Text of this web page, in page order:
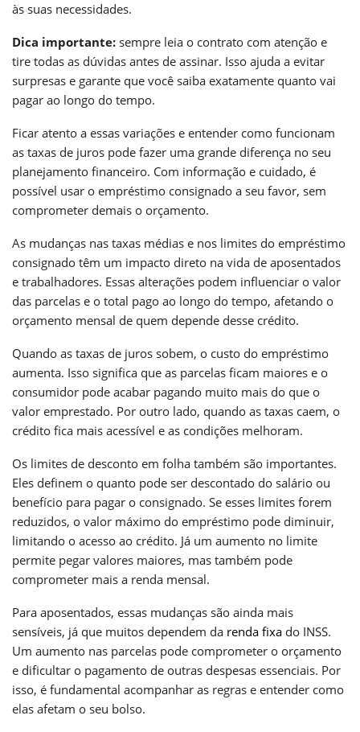
às suas necessidades.
Dica importante: sempre leia o contrato com atenção e
tire todas as dúvidas antes de assinar. Isso ajuda a evitar
surpresas e garante que você saiba exatamente quanto vai
pagar ao longo do tempo.
Ficar atento a essas variações e entender como funcionam
as taxas de juros pode fazer uma grande diferença no seu
planejamento financeiro. Com informação e cuidado, é
possível usar o empréstimo consignado a seu favor, sem
comprometer demais o orçamento.
As mudanças nas taxas médias e nos limites do empréstimo
consignado têm um impacto direto na vida de aposentados
e trabalhadores. Essas alterações podem influenciar o valor
das parcelas e o total pago ao longo do tempo, afetando o
orçamento mensal de quem depende desse crédito.
Quando as taxas de juros sobem, o custo do empréstimo
aumenta. Isso significa que as parcelas ficam maiores e o
consumidor pode acabar pagando muito mais do que o
valor emprestado. Por outro lado, quando as taxas caem, o
crédito fica mais acessível e as condições melhoram.
Os limites de desconto em folha também são importantes.
Eles definem o quanto pode ser descontado do salário ou
benefício para pagar o consignado. Se esses limites forem
reduzidos, o valor máximo do empréstimo pode diminuir,
limitando o acesso ao crédito. Já um aumento no limite
permite pegar valores maiores, mas também pode
comprometer mais a renda mensal.
Para aposentados, essas mudanças são ainda mais
sensíveis, já que muitos dependem da renda fixa do INSS.
Um aumento nas parcelas pode comprometer o orçamento
e dificultar o pagamento de outras despesas essenciais. Por
isso, é fundamental acompanhar as regras e entender como
elas afetam o seu bolso.